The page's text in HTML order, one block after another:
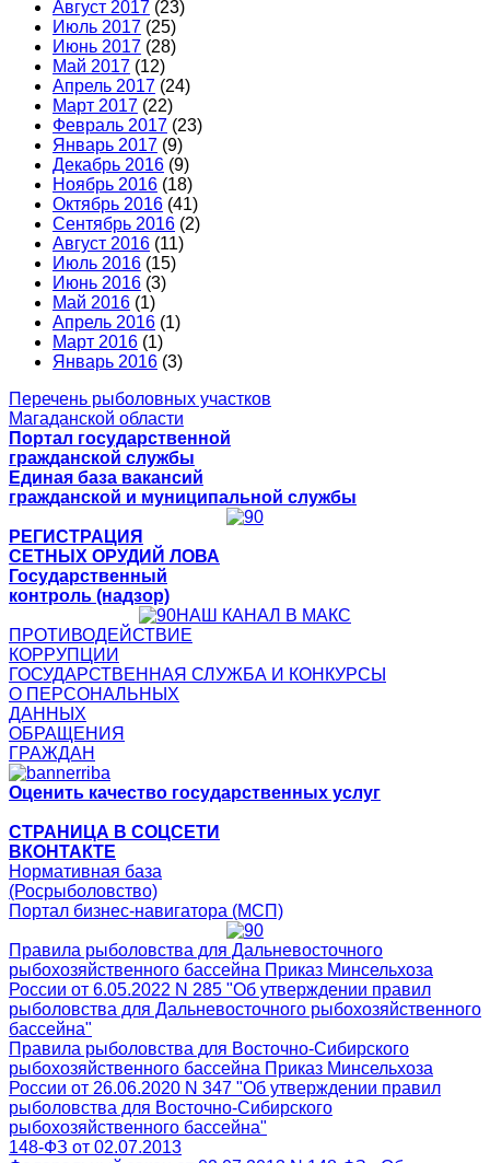
Август 2017 (23)
Июль 2017 (25)
Июнь 2017 (28)
Май 2017 (12)
Апрель 2017 (24)
Март 2017 (22)
Февраль 2017 (23)
Январь 2017 (9)
Декабрь 2016 (9)
Ноябрь 2016 (18)
Октябрь 2016 (41)
Сентябрь 2016 (2)
Август 2016 (11)
Июль 2016 (15)
Июнь 2016 (3)
Май 2016 (1)
Апрель 2016 (1)
Март 2016 (1)
Январь 2016 (3)
Перечень рыболовных участков
Магаданской области
Портал государственной
гражданской службы
Единая база вакансий
гражданской и муниципальной службы
РЕГИСТРАЦИЯ
СЕТНЫХ ОРУДИЙ ЛОВА
Государственный
контроль (надзор)
НАШ КАНАЛ В МАКС
ПРОТИВОДЕЙСТВИЕ
КОРРУПЦИИ
ГОСУДАРСТВЕННАЯ СЛУЖБА И КОНКУРСЫ
О ПЕРСОНАЛЬНЫХ
ДАННЫХ
ОБРАЩЕНИЯ
ГРАЖДАН
Оценить качество государственных услуг
СТРАНИЦА В СОЦСЕТИ
ВКОНТАКТЕ
Нормативная база
(Росрыболовство)
Портал бизнес-навигатора (МСП)
Правила рыболовства для Дальневосточного
рыбохозяйственного бассейна Приказ Минсельхоза
России от 6.05.2022 N 285 "Об утверждении правил
рыболовства для Дальневосточного рыбохозяйственного
бассейна"
Правила рыболовства для Восточно-Сибирского
рыбохозяйственного бассейна Приказ Минсельхоза
России от 26.06.2020 N 347 "Об утверждении правил
рыболовства для Восточно-Сибирского
рыбохозяйственного бассейна"
148-ФЗ от 02.07.2013